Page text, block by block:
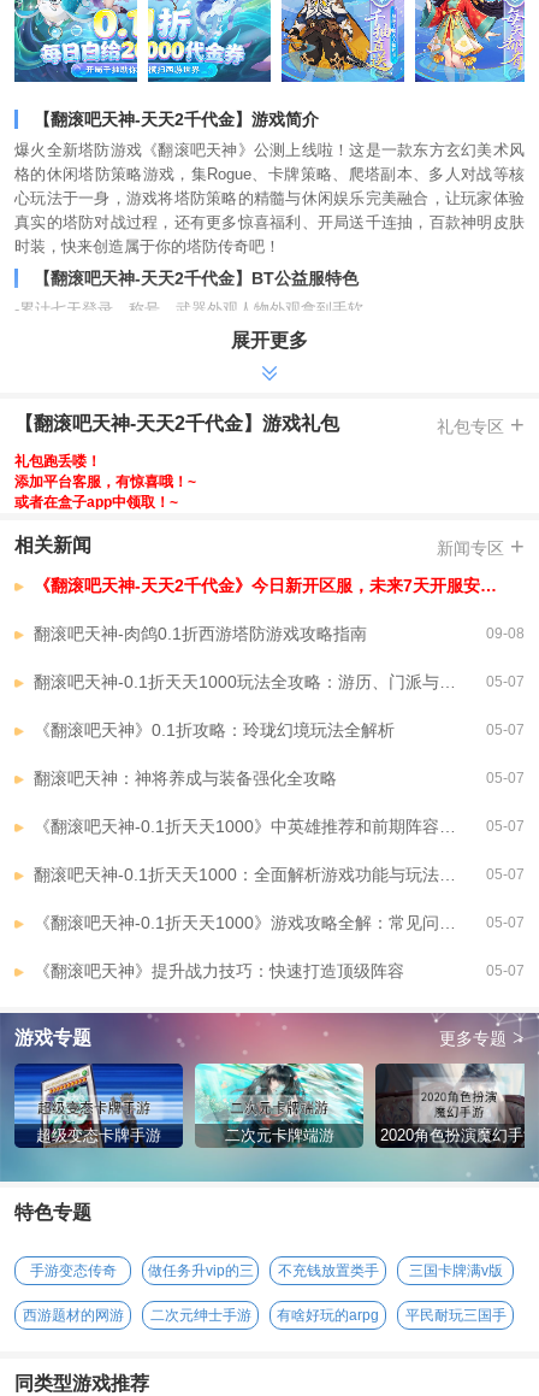
【翻滚吧天神-天天2千代金】游戏简介
爆火全新塔防游戏《翻滚吧天神》公测上线啦！这是一款东方玄幻美术风
格的休闲塔防策略游戏，集Rogue、卡牌策略、爬塔副本、多人对战等核
心玩法于一身，游戏将塔防策略的精髓与休闲娱乐完美融合，让玩家体验
真实的塔防对战过程，还有更多惊喜福利、开局送千连抽，百款神明皮肤
时装，快来创造属于你的塔防传奇吧！
【翻滚吧天神-天天2千代金】BT公益服特色
-累计七天登录，称号，武器外观人物外观拿到手软
-充值比例1:10元宝，0.1折每天登录送2000代金券
-真实代金，打造你的专属防线，助你横扫塔防世界
-开局即爽，开局自带传说宝箱，进游就送代金券，充值卡
-千抽直送，放纵千抽！天天抽神明，更有宝石，时装抽到手软
-闯关福利，闯关免费送福利，闯得越多，神秘豪礼送的越多
【翻滚吧天神-天天2千代金】VIP介绍
展开更多
【翻滚吧天神-天天2千代金】游戏礼包 礼包专区 +
礼包跑丢喽！
添加平台客服，有惊喜哦！~
或者在盒子app中领取！~
相关新闻 新闻专区 +
《翻滚吧天神-天天2千代金》今日新开区服，未来7天开服安排，已开区服
翻滚吧天神-肉鸽0.1折西游塔防游戏攻略指南 09-08
05-07
《翻滚吧天神》0.1折攻略：玲珑幻境玩法全解析 05-07
翻滚吧天神：神将养成与装备强化全攻略 05-07
05-07
05-07
05-07
《翻滚吧天神》提升战力技巧：快速打造顶级阵容 05-07
游戏专题 更多专题 >
超级变态卡牌手游 二次元卡牌端游 2020角色扮演魔幻手游
特色专题
手游变态传奇
做任务升vip的三
不充钱放置类手
三国卡牌满v版
西游题材的网游 二次元绅士手游
有啥好玩的arpg
平民耐玩三国手
同类型游戏推荐